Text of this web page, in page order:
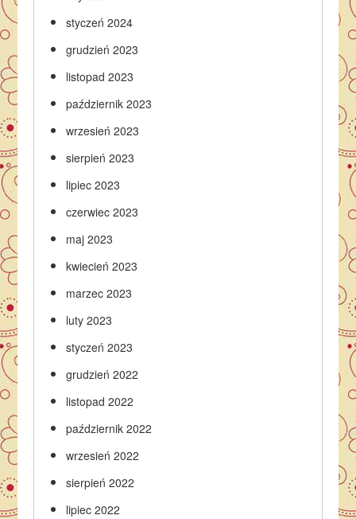
styczeń 2024
grudzień 2023
listopad 2023
październik 2023
wrzesień 2023
sierpień 2023
lipiec 2023
czerwiec 2023
maj 2023
kwiecień 2023
marzec 2023
luty 2023
styczeń 2023
grudzień 2022
listopad 2022
październik 2022
wrzesień 2022
sierpień 2022
lipiec 2022